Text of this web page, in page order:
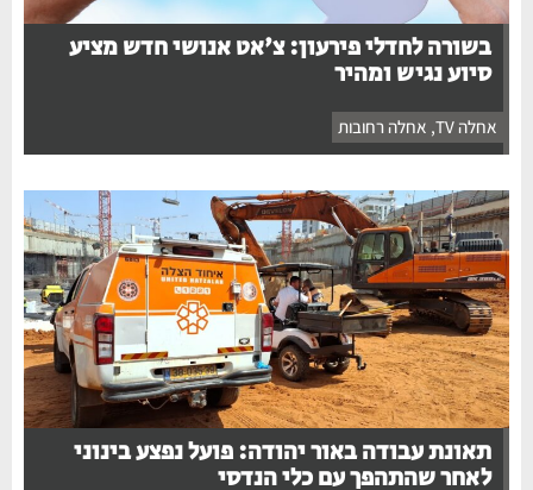
בשורה לחדלי פירעון: צ'אט אנושי חדש מציע
סיוע נגיש ומהיר
אחלה TV ,אחלה רחובות
תאונת עבודה באור יהודה: פועל נפצע בינוני
לאחר שהתהפך עם כלי הנדסי